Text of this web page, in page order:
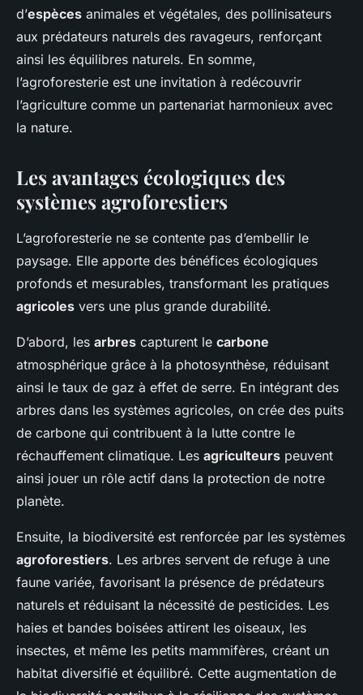
d’espèces animales et végétales, des pollinisateurs
aux prédateurs naturels des ravageurs, renforçant
ainsi les équilibres naturels. En somme,
l’agroforesterie est une invitation à redécouvrir
l’agriculture comme un partenariat harmonieux avec
la nature.
Les avantages écologiques des
systèmes agroforestiers
L’agroforesterie ne se contente pas d’embellir le
paysage. Elle apporte des bénéfices écologiques
profonds et mesurables, transformant les pratiques
agricoles vers une plus grande durabilité.
D’abord, les arbres capturent le carbone
atmosphérique grâce à la photosynthèse, réduisant
ainsi le taux de gaz à effet de serre. En intégrant des
arbres dans les systèmes agricoles, on crée des puits
de carbone qui contribuent à la lutte contre le
réchauffement climatique. Les agriculteurs peuvent
ainsi jouer un rôle actif dans la protection de notre
planète.
Ensuite, la biodiversité est renforcée par les systèmes
agroforestiers. Les arbres servent de refuge à une
faune variée, favorisant la présence de prédateurs
naturels et réduisant la nécessité de pesticides. Les
haies et bandes boisées attirent les oiseaux, les
insectes, et même les petits mammifères, créant un
habitat diversifié et équilibré. Cette augmentation de